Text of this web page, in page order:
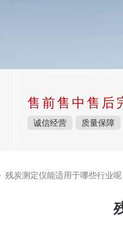
售前售中售后
诚信经营 质量保障
残炭测定仪能适用于哪些行业呢